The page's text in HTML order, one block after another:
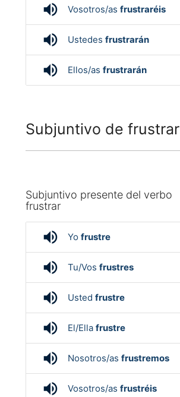
volume_up Vosotros/as frustraréis
volume_up Ustedes frustrarán
volume_up Ellos/as frustrarán
Subjuntivo de frustrar
Subjuntivo presente del verbo
frustrar
volume_up Yo frustre
volume_up Tu/Vos frustres
volume_up Usted frustre
volume_up El/Ella frustre
volume_up Nosotros/as frustremos
volume_up Vosotros/as frustréis